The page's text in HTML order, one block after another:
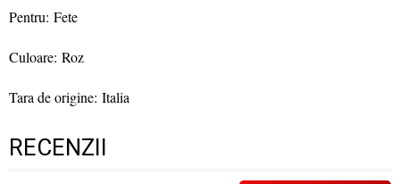
Pentru: Fete
Culoare: Roz
Tara de origine: Italia
RECENZII